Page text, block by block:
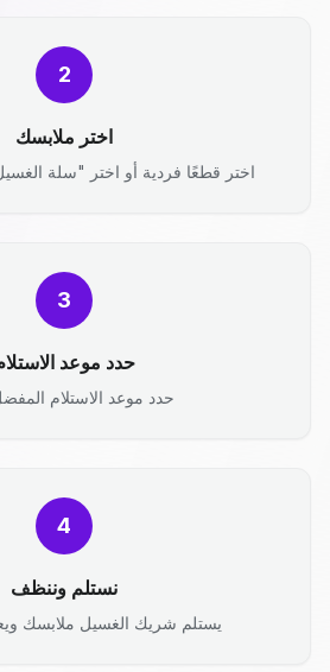
2
اختر ملابسك
اختر قطعًا فردية أو اختر "سلة
3
حدد موعد
حدد موعد الاستلام
4
نستلم وننظف
يستلم شريك الغسيل ملابسك